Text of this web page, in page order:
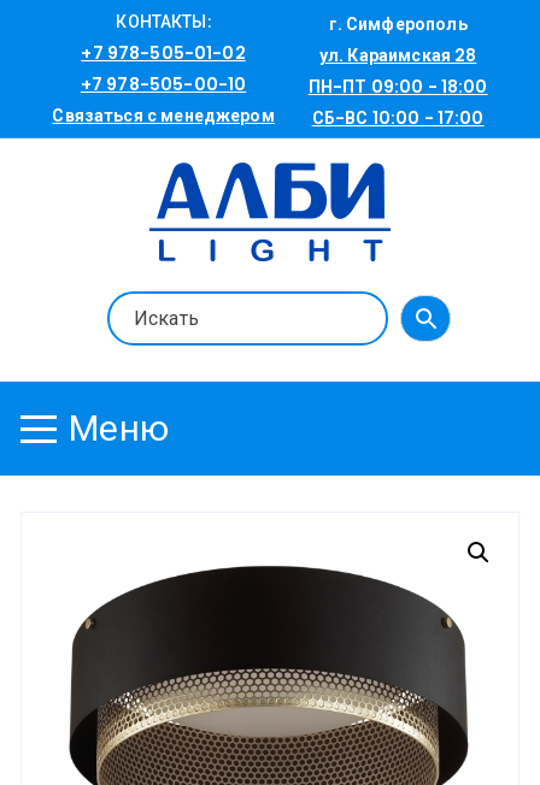
КОНТАКТЫ:
+7 978-505-01-02
+7 978-505-00-10
Связаться с менеджером
г. Симферополь
ул. Караимская 28
ПН-ПТ 09:00 - 18:00
СБ-ВС 10:00 - 17:00
Меню